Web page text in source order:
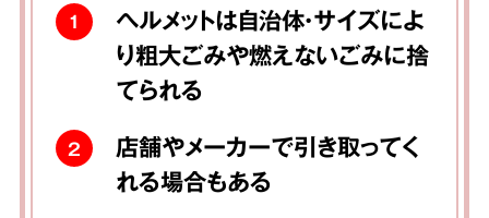
1
ヘルメットは自治体・サイズによ
り粗大ごみや燃えないごみに捨
てられる
2
店舗やメーカーで引き取ってく
れる場合もある